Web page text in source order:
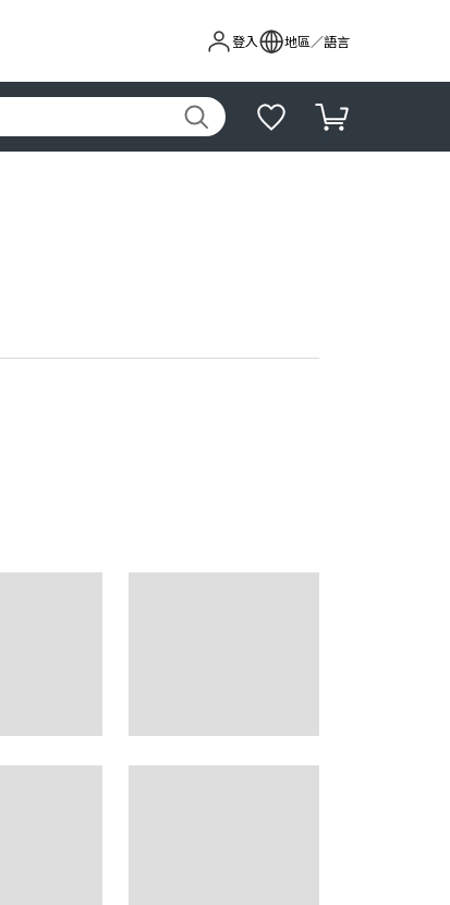
登入 地區／語言